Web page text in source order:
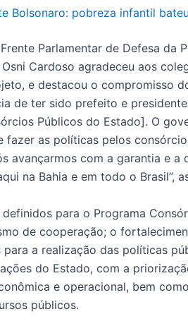
Bolsonaro: pobreza infantil
Parlamentar de Defesa da
Cardoso agradeceu aos
e destacou o compromisso
de ter sido prefeito e
Públicos do Estado]. O
fazer as políticas pelos
avançarmos com a garantia e a
na Bahia e em todo o Brasil”,
para o Programa
de cooperação; o
a realização das políticas
do Estado, com a
e operacional, bem
públicos.